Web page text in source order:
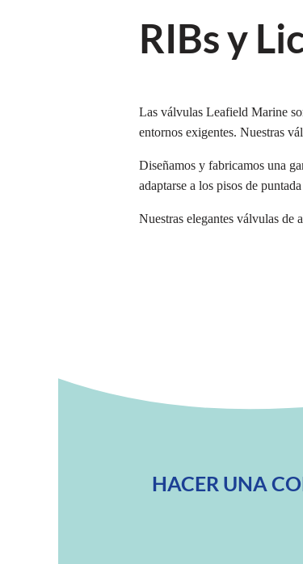
RIBs y
Las válvulas Leafield Marine
entornos exigentes. Nuestras
Diseñamos y fabricamos una
adaptarse a los pisos de
Nuestras elegantes válvulas de
HACER UNA